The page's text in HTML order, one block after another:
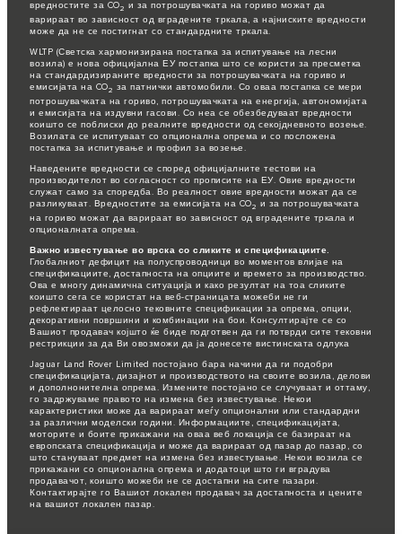
вредностите за CO2 и за потрошувачката на гориво можат да
варираат во зависност од вградените тркала, а најниските вредности
може да не се постигнат со стандардните тркала.
WLTP (Светска хармонизирана постапка за испитување на лесни
возила) е нова официјална ЕУ постапка што се користи за пресметка
на стандардизираните вредности за потрошувачката на гориво и
емисијата на CO2 за патнички автомобили. Со оваа постапка се мери
потрошувачката на гориво, потрошувачката на енергија, автономијата
и емисијата на издувни гасови. Со неа се обезбедуваат вредности
коишто се поблиски до реалните вредности од секојдневното возење.
Возилата се испитуваат со опционална опрема и со посложена
постапка за испитување и профил за возење.
Наведените вредности се според официјалните тестови на
производителот во согласност со прописите на ЕУ. Овие вредности
служат само за споредба. Во реалност овие вредности можат да се
разликуваат. Вредностите за емисијата на CO2 и за потрошувачката
на гориво можат да варираат во зависност од вградените тркала и
опционалната опрема.
Важно известување во врска со сликите и спецификациите.
Глобалниот дефицит на полуспроводници во моментов влијае на
спецификациите, достапноста на опциите и времето за производство.
Ова е многу динамична ситуација и како резултат на тоа сликите
коишто сега се користат на веб-страницата можеби не ги
рефлектираат целосно тековните спецификации за опрема, опции,
декоративни површини и комбинации на бои. Консултирајте се со
Вашиот продавач којшто ќе биде подготвен да ги потврди сите тековни
рестрикции за да Ви овозможи да ја донесете вистинската одлука
Jaguar Land Rover Limited постојано бара начини да ги подобри
спецификацијата, дизајнот и производството на своите возила, делови
и дополнонителна опрема. Измените постојано се случуваат и оттаму,
го задржуваме правото на измена без известување. Некои
карактеристики може да варираат меѓу опционални или стандардни
за различни моделски години. Информациите, спецификацијата,
моторите и боите прикажани на оваа веб локација се базираат на
европската спецификација и може да варираат од пазар до пазар, со
што стануваат предмет на измена без известување. Некои возила се
прикажани со опционална опрема и додатоци што ги вградува
продавачот, коишто можеби не се достапни на сите пазари.
Контактирајте го Вашиот локален продавач за достапноста и цените
на вашиот локален пазар.